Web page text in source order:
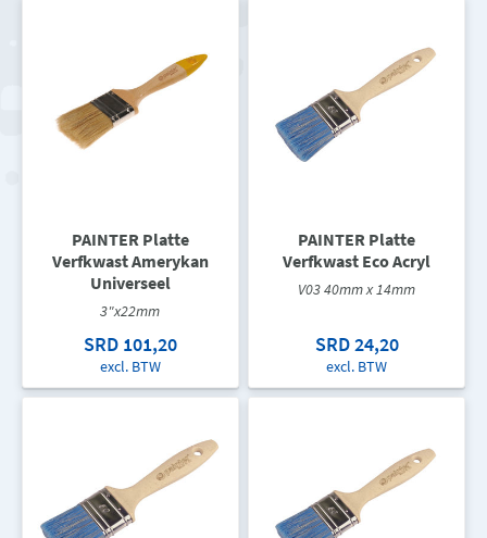
PAINTER Platte
Verfkwast Amerykan
Universeel
3"x22mm
SRD 101,20
excl. BTW
PAINTER Platte
Verfkwast Eco Acryl
V03 40mm x 14mm
SRD 24,20
excl. BTW